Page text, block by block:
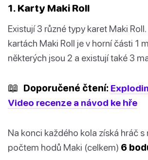
1. Karty Maki Roll
Existují 3 různé typy karet Maki
kartách Maki Roll je v horní části 1
některých jsou 2 a existují také 3
📖 Doporučené čtení:
Video recenze a návod ke hře
Na konci každého kola získá hráč s
počtem hodů Maki (celkem) 6